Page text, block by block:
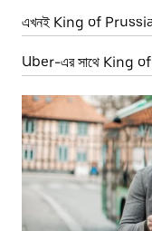
এখনই King of
Uber-এর সাথে King of